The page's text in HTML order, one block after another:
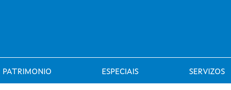
PATRIMONIO ESPECIAIS SERVIZOS